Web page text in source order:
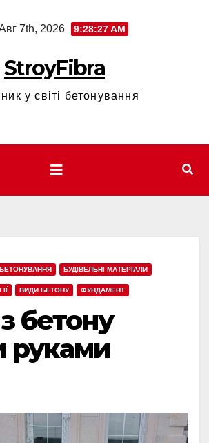
7th, 2026 9:28:28 AM
StroyFibra
у світі бетонування
БЕТОНУВАННЯ БУДІВЕЛЬНІ МАТЕРІАЛИ
ВИДИ БЕТОНУ ФУНДАМЕНТ
бетону
руками